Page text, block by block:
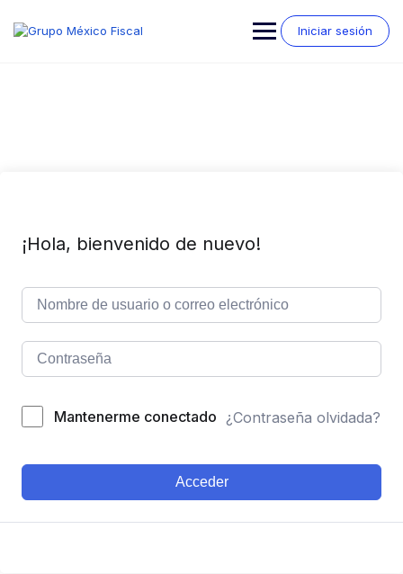
contenido
Iniciar sesión
¡Hola, bienvenido de nuevo!
Mantenerme conectado ¿Contraseña olvidada?
Acceder